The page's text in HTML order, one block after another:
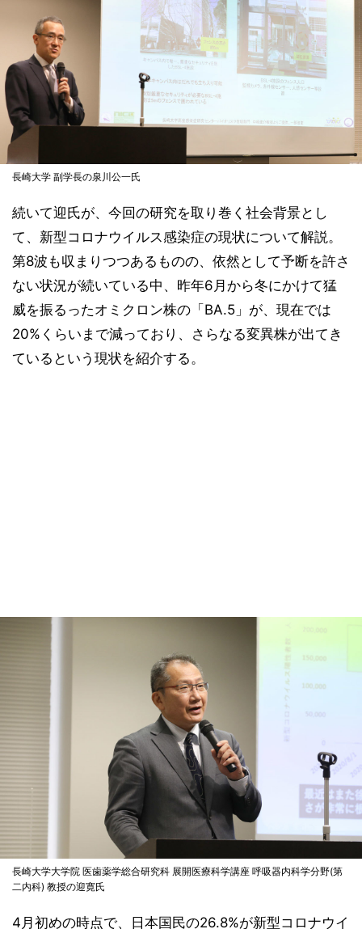
長崎大学 副学長の泉川公一氏
続いて迎氏が、今回の研究を取り巻く社会背景とし
て、新型コロナウイルス感染症の現状について解説。
第8波も収まりつつあるものの、依然として予断を許さ
ない状況が続いている中、昨年6月から冬にかけて猛
威を振るったオミクロン株の「BA.5」が、現在では
20%くらいまで減っており、さらなる変異株が出てき
ているという現状を紹介する。
長崎大学大学院 医歯薬学総合研究科 展開医療科学講座 呼吸器内科学分野(第
二内科) 教授の迎寛氏
4月初めの時点で、日本国民の26.8%が新型コロナウイ